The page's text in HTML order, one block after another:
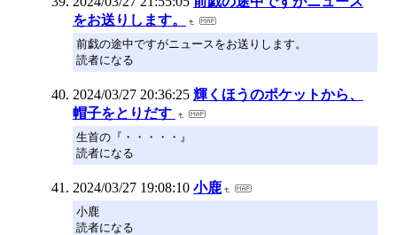
をお送りします。
前戯の途中ですがニュースをお送りします。
読者になる
2024/03/27 20:36:25 輝くほうのポケットから、
帽子をとりだす
生首の『・・・・・』
読者になる
2024/03/27 19:08:10 小鹿
小鹿
読者になる